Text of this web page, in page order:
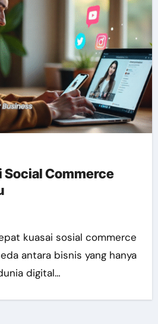
Social Commerce
antara bisnis yang hanya
digital…